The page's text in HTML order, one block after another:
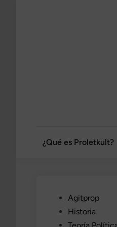
¿Qué es Proletkult?
Publicado
en
Agitprop
Historia